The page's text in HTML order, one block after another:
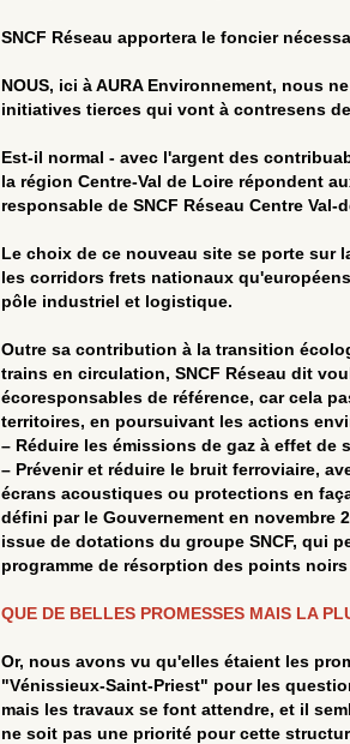
SNCF Réseau apportera le foncier
NOUS, ici à AURA Environnement, nous
initiatives tierces qui vont à contresens
Est-il normal - avec l'argent des
la région Centre-Val de Loire répondent
responsable de SNCF Réseau Centre
Le choix de ce nouveau site se porte sur
les corridors frets nationaux
pôle industriel et logistique.
Outre sa contribution à la transition
trains en circulation, SNCF Réseau dit
écoresponsables de référence, car cela
territoires, en poursuivant les actions
– Réduire les émissions de gaz à effet de
– Prévenir et réduire le bruit ferroviaire,
écrans acoustiques ou protections en
défini par le Gouvernement en novembre
issue de dotations du groupe SNCF, qui
programme de résorption des points
QUE DE BELLES PROMESSES MAIS LA
Or, nous avons vu qu'elles étaient les
"Vénissieux-Saint-Priest" pour les
mais les travaux se font attendre, et il
ne soit pas une priorité pour cette